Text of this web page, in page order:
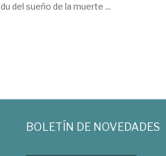
del sueño de la muerte ...
BOLETÍN DE NOVEDADES